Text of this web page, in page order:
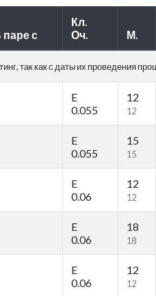
паре с
Кл.
Оч.
М.
так как с даты их проведения
E
0.055
12
12
E
0.055
15
15
E
0.06
12
12
E
0.06
18
18
E
0.06
12
12